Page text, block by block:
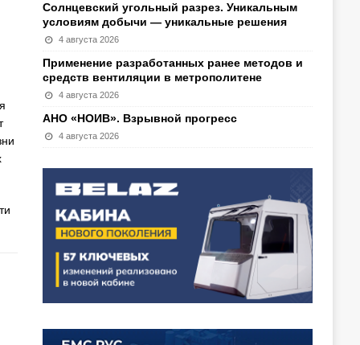
Солнцевский угольный разрез. Уникальным
условиям добычи — уникальные решения
4 августа 2026
Применение разработанных ранее методов и
средств вентиляции в метрополитене
4 августа 2026
АНО «НОИВ». Взрывной прогресс
4 августа 2026